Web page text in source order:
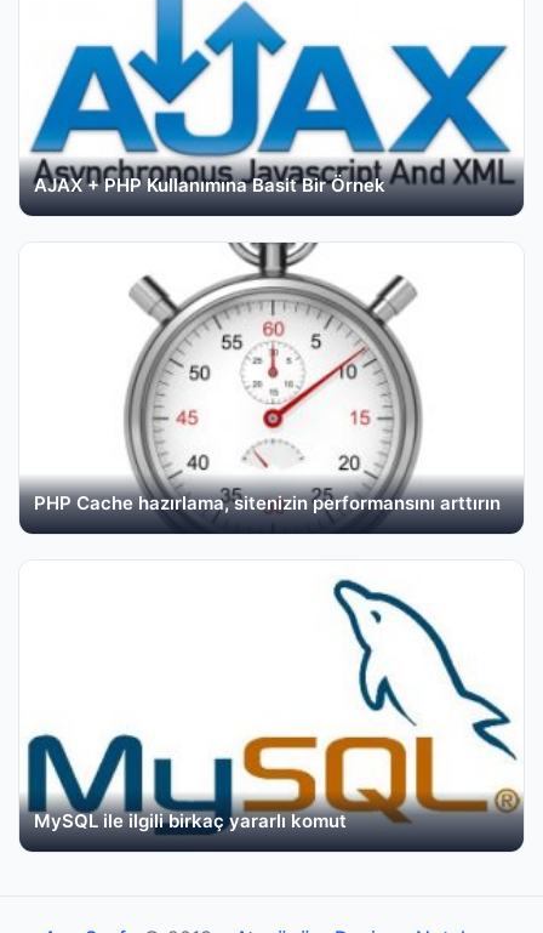
AJAX + PHP Kullanımına Basit Bir Örnek
PHP Cache hazırlama, sitenizin performansını arttırın
MySQL ile ilgili birkaç yararlı komut